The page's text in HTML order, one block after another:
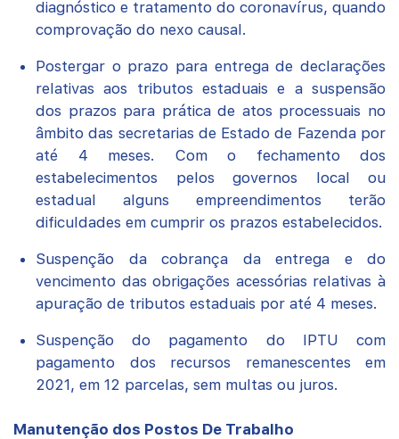
diagnóstico e tratamento do coronavírus, quando
comprovação do nexo causal.
Postergar o prazo para entrega de declarações
relativas aos tributos estaduais e a suspensão
dos prazos para prática de atos processuais no
âmbito das secretarias de Estado de Fazenda por
até 4 meses. Com o fechamento dos
estabelecimentos pelos governos local ou
estadual alguns empreendimentos terão
dificuldades em cumprir os prazos estabelecidos.
Suspenção da cobrança da entrega e do
vencimento das obrigações acessórias relativas à
apuração de tributos estaduais por até 4 meses.
Suspenção do pagamento do IPTU com
pagamento dos recursos remanescentes em
2021, em 12 parcelas, sem multas ou juros.
Manutenção dos Postos De Trabalho